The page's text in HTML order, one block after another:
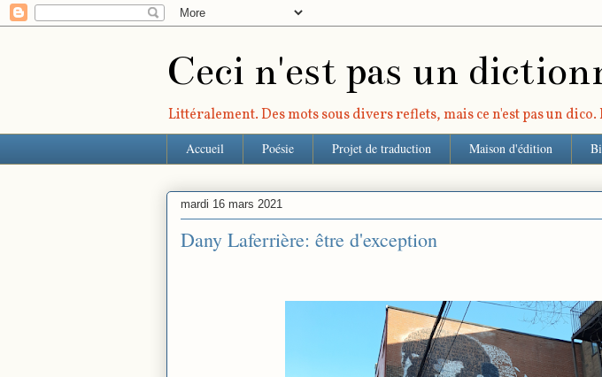
Ceci n'est pas un
Littéralement. Des mots sous divers reflets, mais ce n'est pas un
Accueil Poésie Projet de traduction Maison d'édition
mardi 16 mars 2021
Dany Laferrière: être d'exception